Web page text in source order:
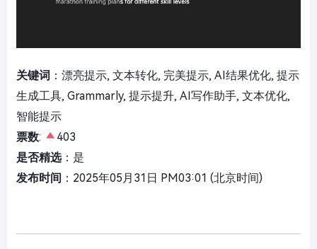
关键词 ：漂亮提示, 文本转化, 完美提示, AI结果优化, 提示
生成工具, Grammarly, 提示提升, AI写作助手, 文本优化,
智能提示
票数:
403
是否精选：是
发布时间 ：2025年05月31日 PM03:01 (北京时间)